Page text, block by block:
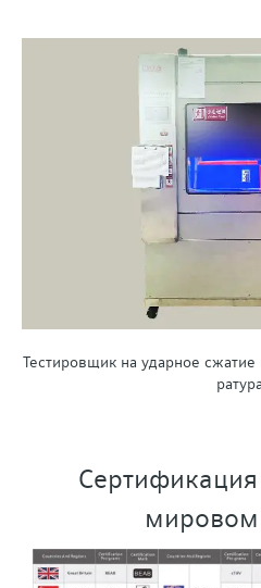
Тестировщик на ударное
Сертификация